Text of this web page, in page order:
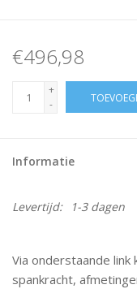
€496,98
+
-
Informatie
Levertijd: 1-3 dagen
Via onderstaande link
spankracht,